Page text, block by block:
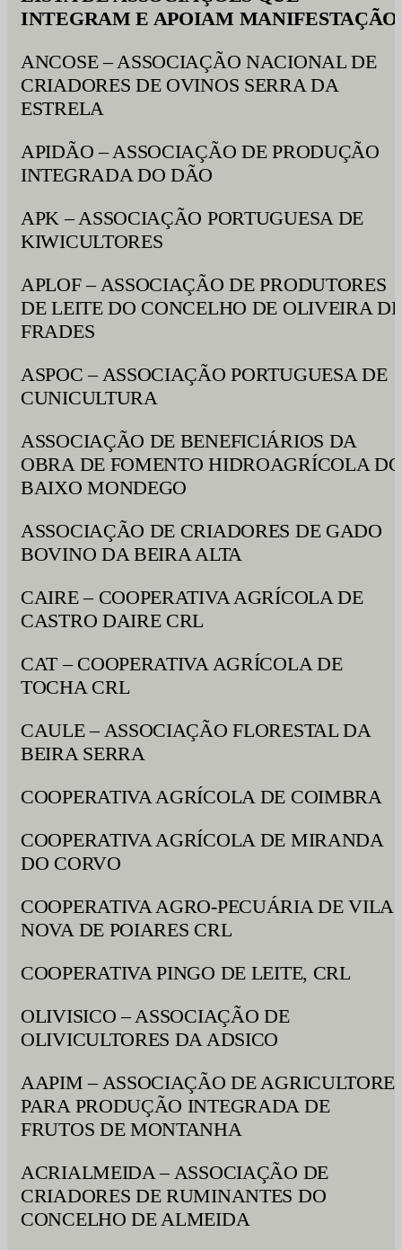
INTEGRAM E APOIAM MANIFESTAÇÃO
ANCOSE – ASSOCIAÇÃO NACIONAL DE
CRIADORES DE OVINOS SERRA DA
ESTRELA
APIDÃO – ASSOCIAÇÃO DE PRODUÇÃO
INTEGRADA DO DÃO
APK – ASSOCIAÇÃO PORTUGUESA DE
KIWICULTORES
APLOF – ASSOCIAÇÃO DE PRODUTORES
DE LEITE DO CONCELHO DE OLIVEIRA DE
FRADES
ASPOC – ASSOCIAÇÃO PORTUGUESA DE
CUNICULTURA
ASSOCIAÇÃO DE BENEFICIÁRIOS DA
OBRA DE FOMENTO HIDROAGRÍCOLA DO
BAIXO MONDEGO
ASSOCIAÇÃO DE CRIADORES DE GADO
BOVINO DA BEIRA ALTA
CAIRE – COOPERATIVA AGRÍCOLA DE
CASTRO DAIRE CRL
CAT – COOPERATIVA AGRÍCOLA DE
TOCHA CRL
CAULE – ASSOCIAÇÃO FLORESTAL DA
BEIRA SERRA
COOPERATIVA AGRÍCOLA DE COIMBRA
COOPERATIVA AGRÍCOLA DE MIRANDA
DO CORVO
COOPERATIVA AGRO-PECUÁRIA DE VILA
NOVA DE POIARES CRL
COOPERATIVA PINGO DE LEITE, CRL
OLIVISICO – ASSOCIAÇÃO DE
OLIVICULTORES DA ADSICO
AAPIM – ASSOCIAÇÃO DE
PARA PRODUÇÃO INTEGRADA DE
FRUTOS DE MONTANHA
ACRIALMEIDA – ASSOCIAÇÃO DE
CRIADORES DE RUMINANTES DO
CONCELHO DE ALMEIDA